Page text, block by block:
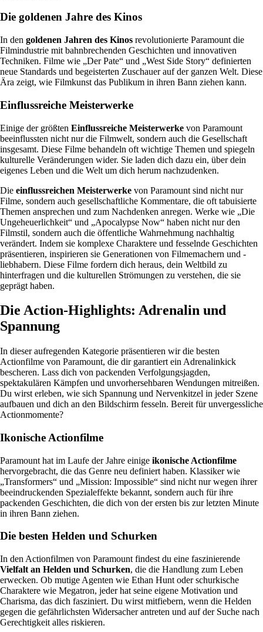
Die goldenen Jahre des Kinos
In den goldenen Jahren des Kinos revolutionierte Paramount die
Filmindustrie mit bahnbrechenden Geschichten und innovativen
Techniken. Filme wie „Der Pate“ und „West Side Story“ definierten
neue Standards und begeisterten Zuschauer auf der ganzen Welt. Diese
Ära zeigt, wie Filmkunst das Publikum in ihren Bann ziehen kann.
Einflussreiche Meisterwerke
Einige der größten Einflussreiche Meisterwerke von Paramount
beeinflussten nicht nur die Filmwelt, sondern auch die Gesellschaft
insgesamt. Diese Filme behandeln oft wichtige Themen und spiegeln
kulturelle Veränderungen wider. Sie laden dich dazu ein, über dein
eigenes Leben und die Welt um dich herum nachzudenken.
Die einflussreichen Meisterwerke von Paramount sind nicht nur
Filme, sondern auch gesellschaftliche Kommentare, die oft tabuisierte
Themen ansprechen und zum Nachdenken anregen. Werke wie „Die
Ungeheuerlichkeit“ und „Apocalypse Now“ haben nicht nur den
Filmstil, sondern auch die öffentliche Wahrnehmung nachhaltig
verändert. Indem sie komplexe Charaktere und fesselnde Geschichten
präsentieren, inspirieren sie Generationen von Filmemachern und -
liebhabern. Diese Filme fordern dich heraus, dein Weltbild zu
hinterfragen und die kulturellen Strömungen zu verstehen, die sie
geprägt haben.
Die Action-Highlights: Adrenalin und
Spannung
In dieser aufregenden Kategorie präsentieren wir die besten
Actionfilme von Paramount, die dir garantiert ein Adrenalinkick
bescheren. Lass dich von packenden Verfolgungsjagden,
spektakulären Kämpfen und unvorhersehbaren Wendungen mitreißen.
Du wirst erleben, wie sich Spannung und Nervenkitzel in jeder Szene
aufbauen und dich an den Bildschirm fesseln. Bereit für unvergessliche
Actionmomente?
Ikonische Actionfilme
Paramount hat im Laufe der Jahre einige ikonische Actionfilme
hervorgebracht, die das Genre neu definiert haben. Klassiker wie
„Transformers“ und „Mission: Impossible“ sind nicht nur wegen ihrer
beeindruckenden Spezialeffekte bekannt, sondern auch für ihre
packenden Geschichten, die dich von der ersten bis zur letzten Minute
in ihren Bann ziehen.
Die besten Helden und Schurken
In den Actionfilmen von Paramount findest du eine faszinierende
Vielfalt an Helden und Schurken, die die Handlung zum Leben
erwecken. Ob mutige Agenten wie Ethan Hunt oder schurkische
Charaktere wie Megatron, jeder hat seine eigene Motivation und
Charisma, das dich fasziniert. Du wirst mitfiebern, wenn die Helden
gegen die gefährlichsten Widersacher antreten und auf der Suche nach
Gerechtigkeit alles riskieren.